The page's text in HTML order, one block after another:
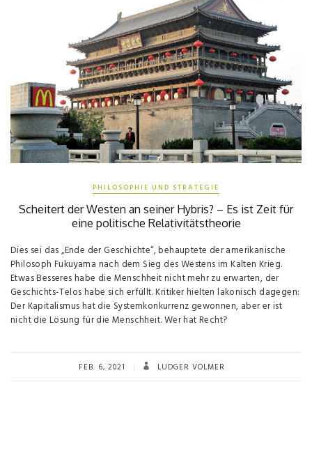
PHILOSOPHIE UND STRATEGIE
Scheitert der Westen an seiner Hybris? – Es ist Zeit für
eine politische Relativitätstheorie
Dies sei das „Ende der Geschichte“, behauptete der amerikanische
Philosoph Fukuyama nach dem Sieg des Westens im Kalten Krieg.
Etwas Besseres habe die Menschheit nicht mehr zu erwarten, der
Geschichts-Telos habe sich erfüllt. Kritiker hielten lakonisch dagegen:
Der Kapitalismus hat die Systemkonkurrenz gewonnen, aber er ist
nicht die Lösung für die Menschheit. Wer hat Recht?
FEB. 6, 2021 LUDGER VOLMER